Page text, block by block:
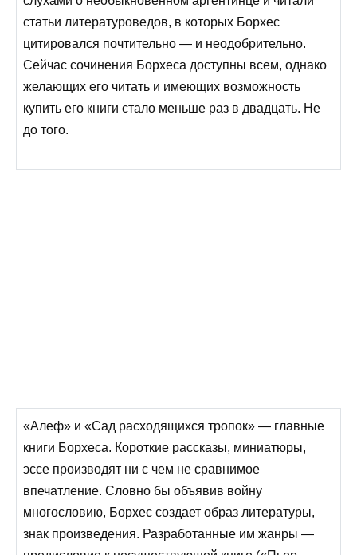
статьи литературоведов, в которых Борхес
цитировался почтительно — и неодобрительно.
Сейчас сочинения Борхеса доступны всем, однако
желающих его читать и имеющих возможность
купить его книги стало меньше раз в двадцать. Не
до того.
«Алеф» и «Сад расходящихся тропок» — главные
книги Борхеса. Короткие рассказы, миниатюры,
эссе производят ни с чем не сравнимое
впечатление. Словно бы объявив войну
многословию, Борхес создает образ литературы,
знак произведения. Разработанные им жанры —